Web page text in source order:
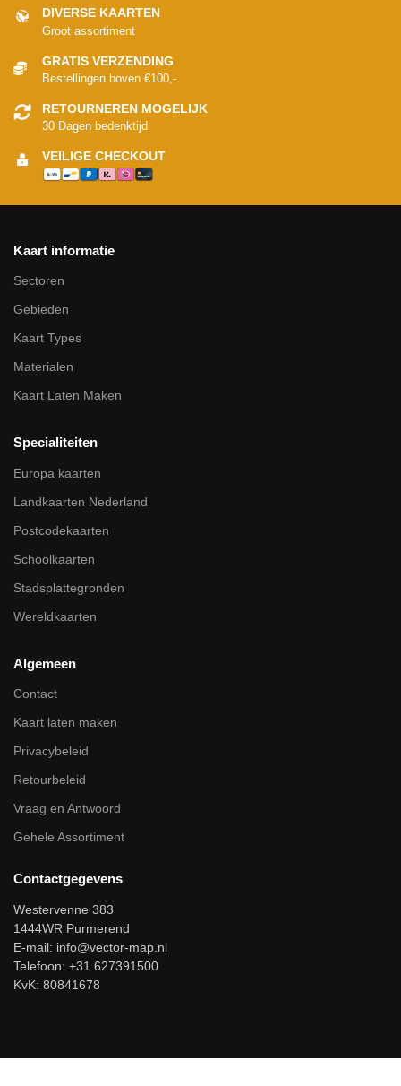
DIVERSE KAARTEN
Groot assortiment
GRATIS VERZENDING
Bestellingen boven €100,-
RETOURNEREN MOGELIJK
30 Dagen bedenktijd
VEILIGE CHECKOUT
Kaart informatie
Sectoren
Gebieden
Kaart Types
Materialen
Kaart Laten Maken
Specialiteiten
Europa kaarten
Landkaarten Nederland
Postcodekaarten
Schoolkaarten
Stadsplattegronden
Wereldkaarten
Algemeen
Contact
Kaart laten maken
Privacybeleid
Retourbeleid
Vraag en Antwoord
Gehele Assortiment
Contactgegevens
Westervenne 383
1444WR Purmerend
E-mail: info@vector-map.nl
Telefoon: +31 627391500
KvK: 80841678